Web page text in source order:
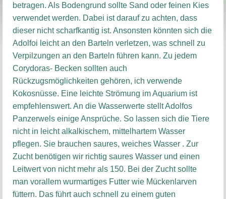
betragen. Als Bodengrund sollte Sand oder feinen Kies
verwendet werden. Dabei ist darauf zu achten, dass
dieser nicht scharfkantig ist. Ansonsten könnten sich die
Adolfoi leicht an den Barteln verletzen, was schnell zu
Verpilzungen an den Barteln führen kann. Zu jedem
Corydoras- Becken sollten auch
Rückzugsmöglichkeiten gehören, ich verwende
Kokosnüsse. Eine leichte Strömung im Aquarium ist
empfehlenswert. An die Wasserwerte stellt Adolfos
Panzerwels einige Ansprüche. So lassen sich die Tiere
nicht in leicht alkalkischem, mittelhartem Wasser
pflegen. Sie brauchen saures, weiches Wasser . Zur
Zucht benötigen wir richtig saures Wasser und einen
Leitwert von nicht mehr als 150. Bei der Zucht sollte
man vorallem wurmartiges Futter wie Mückenlarven
füttern. Das führt auch schnell zu einem guten